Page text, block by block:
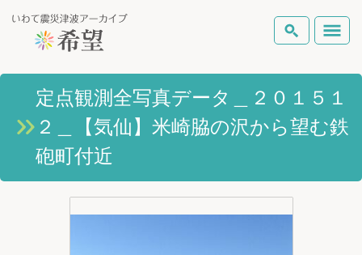
いわて震災津波アーカイブとは
岩手県の被害状況
ピックアップコンテンツ
検索
テーマから探す
定点観測全写真データ＿２０１５１
２＿【気仙】米崎脇の沢から望む鉄
砲町付近